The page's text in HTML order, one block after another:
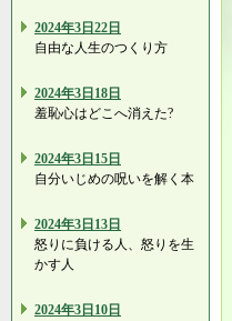
2024年3日22日
自由な人生のつくり方
2024年3日18日
羞恥心はどこへ消えた?
2024年3日15日
自分いじめの呪いを解く本
2024年3日13日
怒りに負ける人、怒りを生
かす人
2024年3日10日